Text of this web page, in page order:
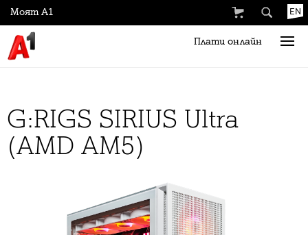
EN
Плати онлайн
Моят А1
G:RIGS SIRIUS Ultra
(AMD AM5)